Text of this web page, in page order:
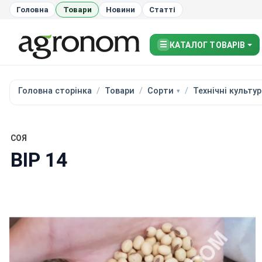
Головна Товари Новини Статті
☰ КАТАЛОГ ТОВАРІВ
Головна сторінка Товари Сорти Технічні
СОЯ
ВІР 14